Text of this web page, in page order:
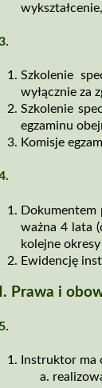
Szkolenie
wyłącznie za
Szkolenie
egzaminu
Komisje
ważna 4 lata
kolejne
Ewidencję
Prawa i
Instruktor ma